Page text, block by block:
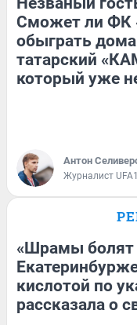
Сможет ли ФК
обыграть дома
татарский
который уже
Антон
Журналист
«Шрамы болят
кислотой по
рассказала о